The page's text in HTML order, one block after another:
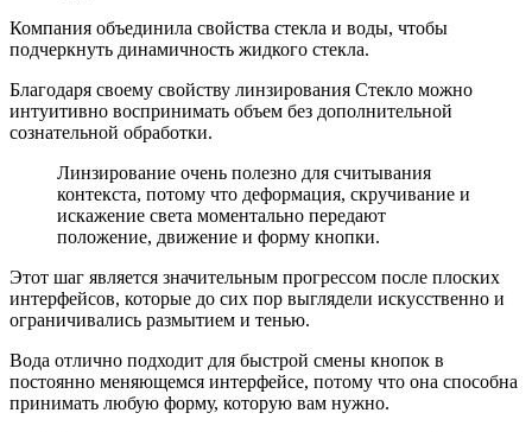
Компания объединила свойства стекла и воды, чтобы
подчеркнуть динамичность жидкого стекла.
Благодаря своему свойству линзирования Стеклo можно
интуитивно воспринимать объем без дополнительной
сознательной обработки.
Линзирование очень полезно для считывания
контекста, потому что деформация, скручивание и
искажение света моментально передают
положение, движение и форму кнопки.
Этот шаг является значительным прогрессом после плоских
интерфейсов, которые до сих пор выглядели искусственно и
ограничивались размытием и тенью.
Вода отлично подходит для быстрой смены кнопок в
постоянно меняющемся интерфейсе, потому что она способна
принимать любую форму, которую вам нужно.